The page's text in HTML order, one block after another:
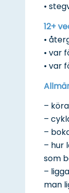
•
12+
•
• var
• var
–
–
–
– hur
som
–
man